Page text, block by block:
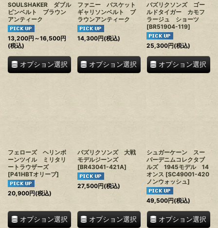
SOULSHAKER ダブル
ピンベルト ブラウン
アンティーク
13,200円 ～16,500円
(税込)
オプション選択
ファニー バスケット
ギャリソンベルト ブ
ラウンアンティーク
14,300円(税込)
オプション選択
バズリクソンズ ゴー
ルドタイガー カモフ
ラージュ ショーツ
[BR51904-119]
25,300円(税込)
オプション選択
フェローズ ヘリンボ
ーンツイル ミリタリ
ートラウザーズ
[P41HBTオリーブ]
20,900円(税込)
オプション選択
バズリクソンズ 大戦
モデルジーンズ
[BR43041-421A]
27,500円(税込)
オプション選択
シュガーケーン スー
パーデニムコレクタブ
ルズ 1945モデル 14
オンス [SC49001-420
ノンウォッシュ]
49,500円(税込)
オプション選択